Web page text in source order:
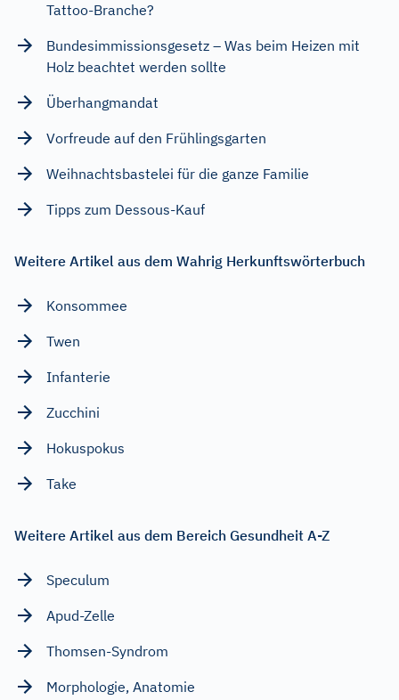
Tattoo-Branche?
Bundesimmissionsgesetz – Was beim Heizen mit
Holz beachtet werden sollte
Überhangmandat
Vorfreude auf den Frühlingsgarten
Weihnachtsbastelei für die ganze Familie
Tipps zum Dessous-Kauf
Weitere Artikel aus dem Wahrig Herkunftswörterbuch
Konsommee
Twen
Infanterie
Zucchini
Hokuspokus
Take
Weitere Artikel aus dem Bereich Gesundheit A-Z
Speculum
Apud-Zelle
Thomsen-Syndrom
Morphologie, Anatomie